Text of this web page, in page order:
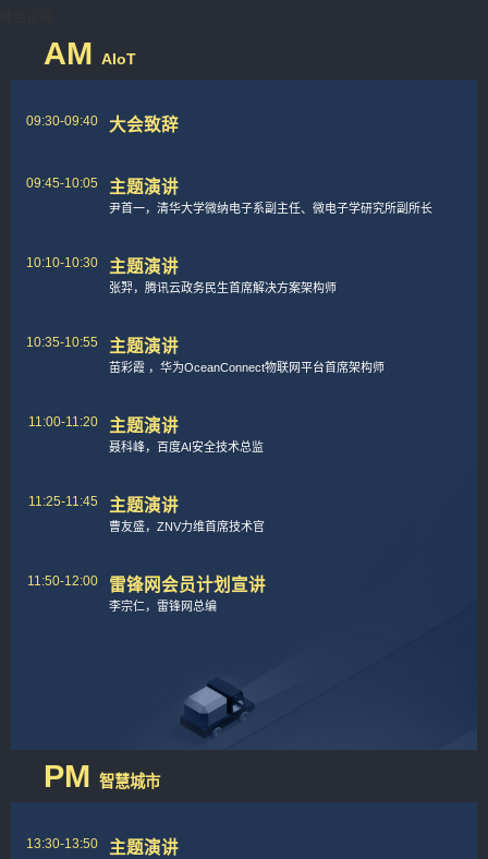
AM AIoT
09:30-09:40 大会致辞
09:45-10:05 主题演讲
尹首一，清华大学微纳电子系副主任、微电子学研究所副所长
10:10-10:30 主题演讲
张羿，腾讯云政务民生首席解决方案架构师
10:35-10:55 主题演讲
苗彩霞 ，华为OceanConnect物联网平台首席架构师
11:00-11:20 主题演讲
聂科峰，百度AI安全技术总监
11:25-11:45 主题演讲
曹友盛，ZNV力维首席技术官
11:50-12:00 雷锋网会员计划宣讲
李宗仁，雷锋网总编
PM 智慧城市
13:30-13:50 主题演讲